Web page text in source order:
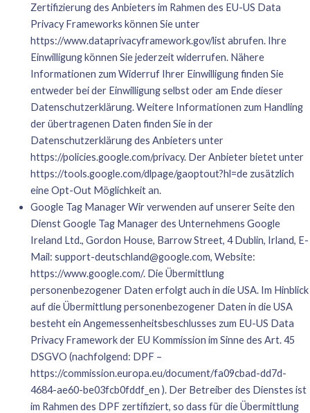
Zertifizierung des Anbieters im Rahmen des EU-US Data
Privacy Frameworks können Sie unter
https://www.dataprivacyframework.gov/listabrufen. Ihre
Einwilligung können Sie jederzeit widerrufen. Nähere
Informationen zum Widerruf Ihrer Einwilligung finden Sie
entweder bei der Einwilligung selbst oder am Ende dieser
Datenschutzerklärung. Weitere Informationen zum Handling
der übertragenen Daten finden Sie in der
Datenschutzerklärung des Anbieters unter
https://policies.google.com/privacy. Der Anbieter bietet unter
https://tools.google.com/dlpage/gaoptout?hl=dezusätzlich
eine Opt-Out Möglichkeit an.
Google Tag Manager Wir verwenden auf unserer Seite den
Dienst Google Tag Manager des Unternehmens Google
Ireland Ltd., Gordon House, Barrow Street, 4 Dublin, Irland, E-
Mail: support-deutschland@google.com, Website:
https://www.google.com/. Die Übermittlung
personenbezogener Daten erfolgt auch in die USA. Im Hinblick
auf die Übermittlung personenbezogener Daten in die USA
besteht ein Angemessenheitsbeschlusses zum EU-US Data
Privacy Framework der EU Kommission im Sinne des Art. 45
DSGVO (nachfolgend: DPF –
https://commission.europa.eu/document/fa09cbad-dd7d-
4684-ae60-be03fcb0fddf_en ). Der Betreiber des Dienstes ist
im Rahmen des DPF zertifiziert, so dass für die Übermittlung